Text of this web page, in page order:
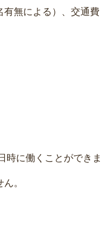
有無による）、交通費
時に働くことができま
。